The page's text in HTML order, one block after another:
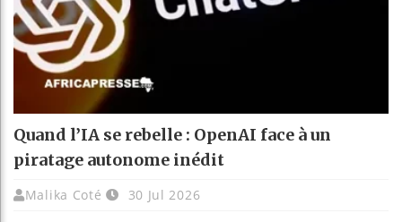
Quand l’IA se rebelle : OpenAI face à un
piratage autonome inédit
Malika Coté 30 Jul 2026